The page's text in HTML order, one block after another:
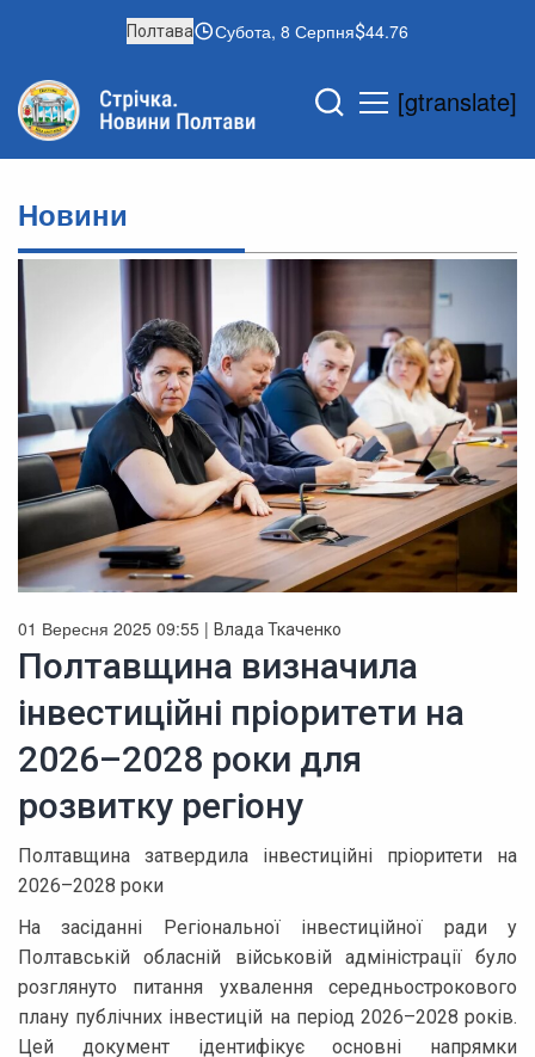
Полтава Субота, 8 Серпня 44.76
[gtranslate]
Новини
01 Вересня 2025 09:55 | Влада Ткаченко
Полтавщина визначила
інвестиційні пріоритети на
2026–2028 роки для
розвитку регіону
Полтавщина затвердила інвестиційні пріоритети на
2026–2028 роки
На засіданні Регіональної інвестиційної ради у
Полтавській обласній військовій адміністрації було
розглянуто питання ухвалення середньострокового
плану публічних інвестицій на період 2026–2028 років.
Цей документ ідентифікує основні напрямки